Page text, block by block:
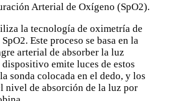
Arterial de Oxígeno (SpO2).
la tecnología de oximetría de
Este proceso se basa en la
arterial de absorber la luz
emite luces de estos
sonda colocada en el dedo, y los
nivel de absorción de la luz por